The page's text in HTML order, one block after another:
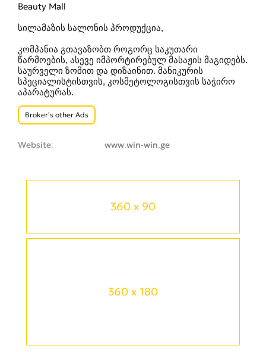
360 x 90
360 x 180
Beauty Mall
სილამაზის სალონის პროდუქცია,
კომპანია გთავაზობთ როგორც საკუთარი
წარმოების, ასევე იმპორტირებულ მასაჟის მაგიდებს.
საურველი ზომით და დიზაინით. მანიკურის
სპეციალისტისთვის, კოსმეტოლოგისთვის საჭირო
აპარატურას.
Broker’s other Ads
Website www.win-win.ge